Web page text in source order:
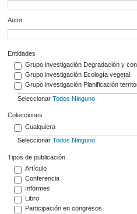
Autor
Entidades
Grupo investigación Degradación y
Grupo investigación Ecología vegetal
Grupo investigación Planificación
Seleccionar Todos Ninguno
Colecciones
Cualquiera
Seleccionar Todos Ninguno
Tipos de publicación
Artículo
Conferencia
Informes
Libro
Participación en congresos